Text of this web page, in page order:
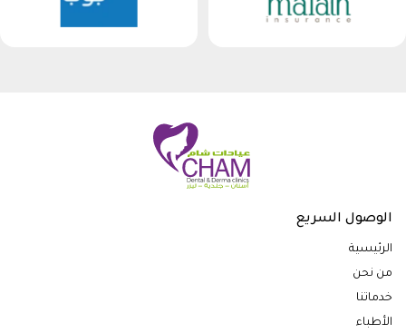
الوصول السريع
الرئيسية
من نحن
خدماتنا
الأطباء